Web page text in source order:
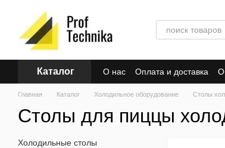
Перейти к основному контенту
Каталог О нас Оплата и доставка
Главная Каталог Холодильное оборудование Столы
Столы для пиццы
Холодильные столы